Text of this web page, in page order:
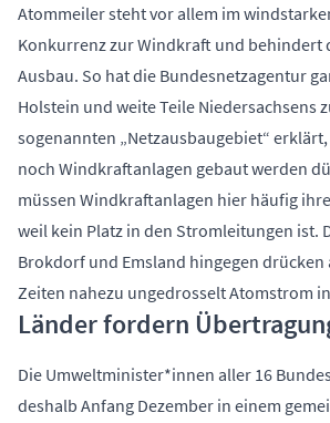
Atommeiler steht vor allem im
Konkurrenz zur Windkraft und behindert
Ausbau. So hat die Bundesnetzagentur
Holstein und weite Teile Niedersachsens
sogenannten „Netzausbaugebiet“
noch Windkraftanlagen gebaut werden
müssen Windkraftanlagen hier häufig
weil kein Platz in den Stromleitungen ist.
Brokdorf und Emsland hingegen
Zeiten nahezu ungedrosselt Atomstrom
Länder fordern
Die Umweltminister*innen aller 16
deshalb Anfang Dezember in einem